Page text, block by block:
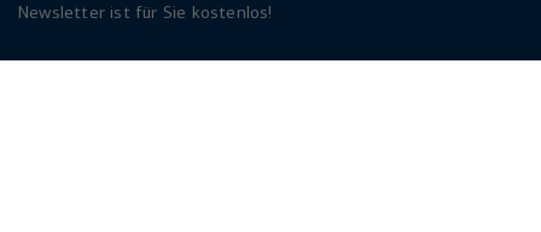
Newsletter ist für Sie kostenlos!